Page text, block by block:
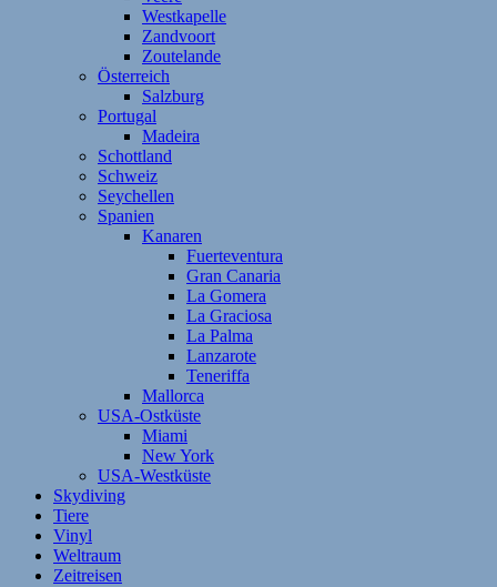
Westkapelle
Zandvoort
Zoutelande
Österreich
Salzburg
Portugal
Madeira
Schottland
Schweiz
Seychellen
Spanien
Kanaren
Fuerteventura
Gran Canaria
La Gomera
La Graciosa
La Palma
Lanzarote
Teneriffa
Mallorca
USA-Ostküste
Miami
New York
USA-Westküste
Skydiving
Tiere
Vinyl
Weltraum
Zeitreisen